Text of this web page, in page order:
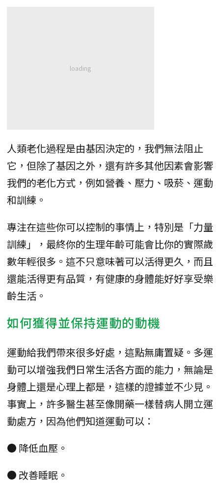
人類老化過程是由基因決定的，我們無法阻止
它，但除了基因之外，還有許多其他因素會影響
我們的老化方式，例如營養、壓力、吸菸、運動
和訓練。
專注在這些你可以控制的事情上，特別是「力量
訓練」，最終你的生理年齡可能會比你的實際歲
數年輕很多。這不只意味著可以活得更久，而且
還能活得更有品質，有健康的身體能好好享受樂
齡生活。
如何獲得並保持運動的動機
運動給我們帶來很多好處，這點無庸置疑。多運
動可以增強我們日常生活各方面的能力，無論是
身體上還是心理上都是，這樣的證據並不少見。
事實上，許多醫生甚至像開藥一樣替病人開立運
動處方，因為他們知道運動可以：
● 降低血壓。
● 改善睡眠。